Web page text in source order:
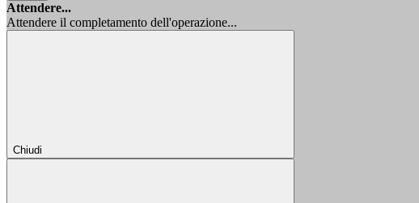
Attendere...
Attendere il completamento dell'operazione...
Chiudi